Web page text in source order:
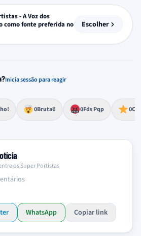
- A Voz dos
como fonte preferida no
Escolher
Inicia sessão para reagir
aprovação forte
sentimento profundo
0Brutal!
de grande impacto 0Fds Pqp
frustração ou espanto extremo 0
melhor
os Super Portistas
WhatsApp Copiar link